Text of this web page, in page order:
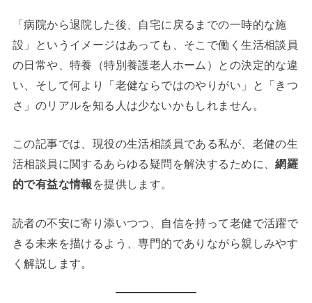
「病院から退院した後、自宅に戻るまでの一時的な施
設」というイメージはあっても、そこで働く生活相談員
の日常や、特養（特別養護老人ホーム）との決定的な違
い、そして何より「老健ならではのやりがい」と「きつ
さ」のリアルを知る人は少ないかもしれません。
この記事では、現役の生活相談員である私が、老健の生
活相談員に関するあらゆる疑問を解決するために、網羅
的で有益な情報 を提供します。
読者の不安に寄り添いつつ、自信を持って老健で活躍で
きる未来を描けるよう、専門的でありながら親しみやす
く解説します。